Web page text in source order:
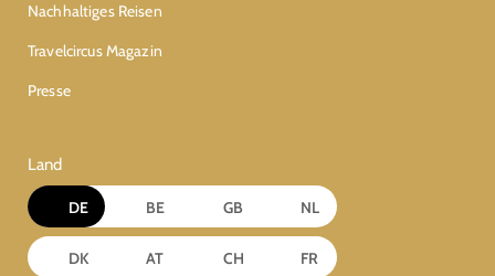
Nachhaltiges Reisen
Travelcircus Magazin
Presse
Land
DE BE GB NL
DK AT CH FR